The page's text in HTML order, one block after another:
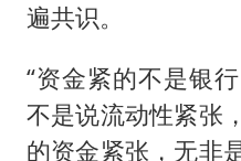
遍共识。
“资金紧的不是银
不是说流动性紧张
的资金紧张，无非